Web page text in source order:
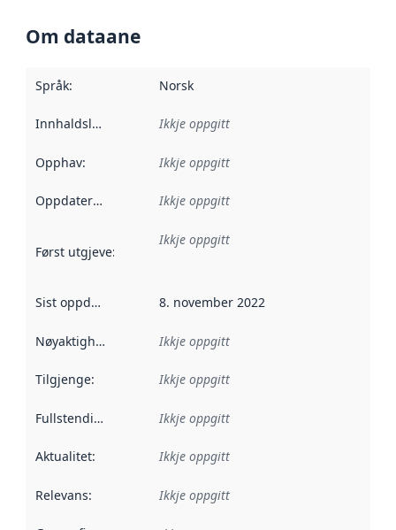
Om dataane
Språk: Norsk
Innhaldsleverandørar :
Ikkje oppgitt
Opphav: Ikkje oppgitt
Oppdateringsfrekvens :
Ikkje oppgitt
Først utgjeve: Denne datoen seier når dataa i dette
Ikkje oppgitt
Sist oppdatert 8. november 2022
Nøyaktigheit Ikkje oppgitt
Tilgjenge: Ikkje oppgitt
Fullstendigheit Ikkje oppgitt
Aktualitet: Ikkje oppgitt
Relevans: Ikkje oppgitt